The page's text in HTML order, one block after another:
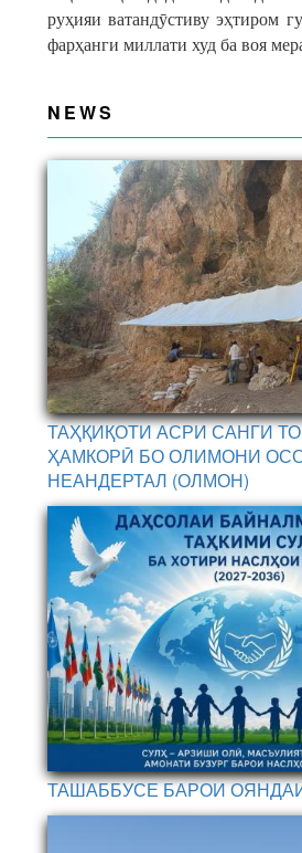
руҳияи ватандӯстиву эҳтиром
фарҳанги миллати худ ба воя
NEWS
ТАҲҚИҚОТИ АСРИ САНГИ
ҲАМКОРӢ БО ОЛИМОНИ
НЕАНДЕРТАЛ (ОЛМОН)
ТАШАББУСЕ БАРОИ